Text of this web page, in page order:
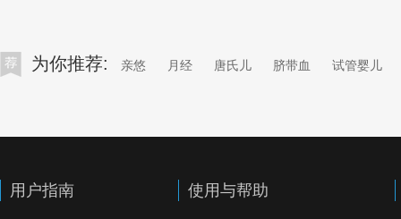
为你推荐: 亲悠 月经 唐氏儿 脐带血 试管婴儿
用户指南 使用与帮助